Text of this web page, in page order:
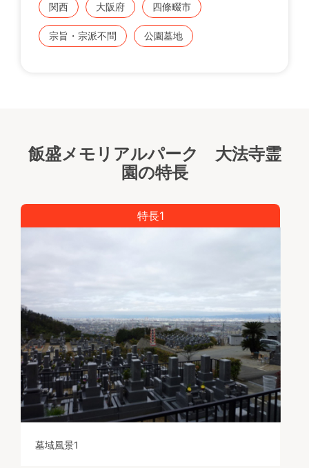
関西 大阪府 四條畷市
宗旨・宗派不問 公園墓地
飯盛メモリアルパーク 大法寺霊
園の特長
特長1
墓域風景1